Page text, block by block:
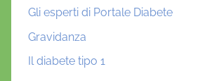
Gli esperti di Portale Diabete
Gravidanza
Il diabete tipo 1